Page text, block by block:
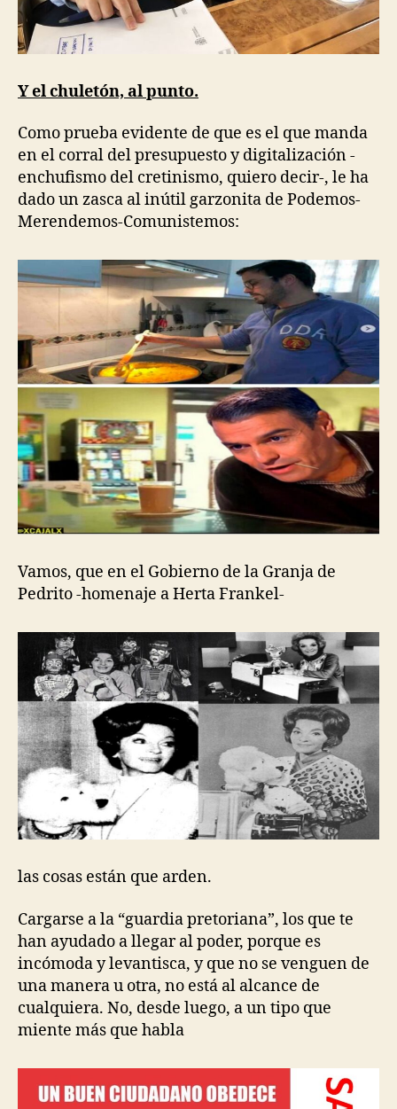
Y el chuletón, al punto.
Como prueba evidente de que es el que manda
en el corral del presupuesto y digitalización -
enchufismo del cretinismo, quiero decir-, le ha
dado un zasca al inútil garzonita de Podemos-
Merendemos-Comunistemos:
Vamos, que en el Gobierno de la Granja de
Pedrito -homenaje a Herta Frankel-
las cosas están que arden.
Cargarse a la “guardia pretoriana”, los que te
han ayudado a llegar al poder, porque es
incómoda y levantisca, y que no se venguen de
una manera u otra, no está al alcance de
cualquiera. No, desde luego, a un tipo que
miente más que habla